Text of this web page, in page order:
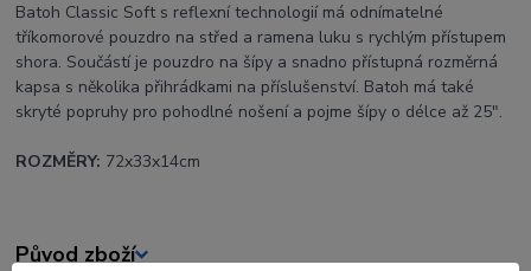
Batoh Classic Soft s reflexní technologií má odnímatelné
tříkomorové pouzdro na střed a ramena luku s rychlým přístupem
shora. Součástí je pouzdro na šípy a snadno přístupná rozměrná
kapsa s několika přihrádkami na příslušenství. Batoh má také
skryté popruhy pro pohodlné nošení a pojme šípy o délce až 25".
ROZMĚRY: 72x33x14cm
Původ zboží